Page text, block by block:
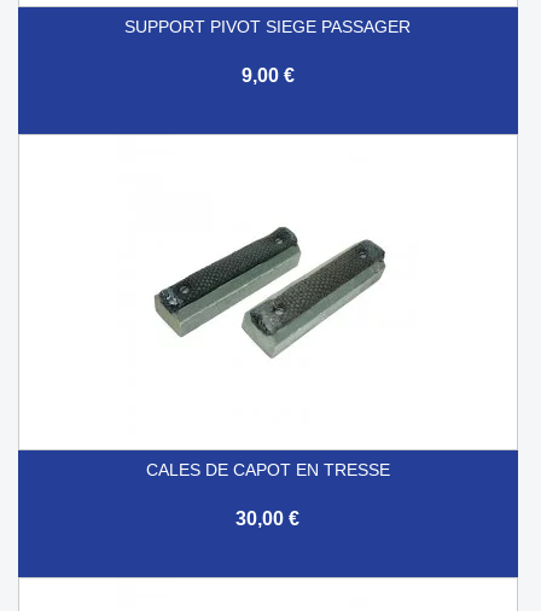
SUPPORT PIVOT SIEGE PASSAGER
9,00 €
CALES DE CAPOT EN TRESSE
30,00 €